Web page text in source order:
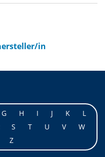
in
G H I J K
L
S T U V
W
Z